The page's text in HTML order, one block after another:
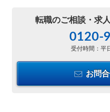
転職のご相談・ 求
0120-
受付時間：平
お問